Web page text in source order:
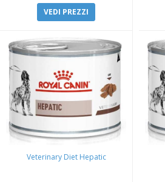
VEDI PREZZI
Veterinary Diet Hepatic